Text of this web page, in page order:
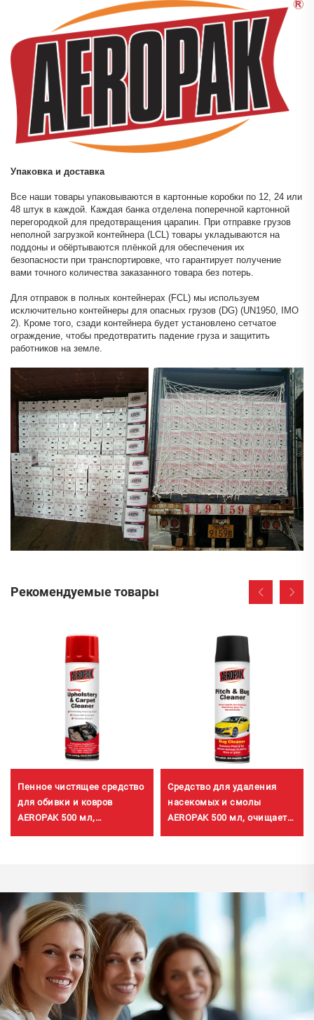
Упаковка и доставка
Все наши товары упаковываются в картонные коробки по 12, 24 или
48 штук в каждой. Каждая банка отделена поперечной картонной
перегородкой для предотвращения царапин. При отправке грузов
неполной загрузкой контейнера (LCL) товары укладываются на
поддоны и обёртываются плёнкой для обеспечения их
безопасности при транспортировке, что гарантирует получение
вами точного количества заказанного товара без потерь.
Для отправок в полных контейнерах (FCL) мы используем
исключительно контейнеры для опасных грузов (DG) (UN1950, IMO
2). Кроме того, сзади контейнера будет установлено сетчатое
ограждение, чтобы предотвратить падение груза и защитить
работников на земле.
Рекомендуемые товары
Пенное чистящее средство
для обивки и ковров
AEROPAK 500 мл,
Средство для удаления
насекомых и смолы
AEROPAK 500 мл, очищает